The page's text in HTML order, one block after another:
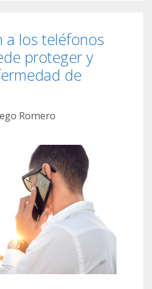
a los teléfonos
proteger y
de
Romero